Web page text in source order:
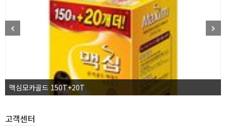
맥심모카골드 150T+20T
고객센터